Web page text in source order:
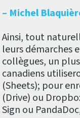
– Michel
Ainsi, tout
leurs démarches
collègues, un
canadiens
(Sheets); pour
(Drive) ou
Sign ou